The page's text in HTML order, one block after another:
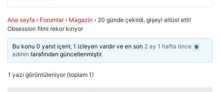
Ana sayfa › Forumlar › Magazin › 20 günde çekildi, gişeyi altüst etti!
Obsession filmi rekor kırıyor
Bu konu 0 yanıt içerir, 1 izleyen vardır ve en son 2 ay 1 hafta önce
admin tarafından güncellenmiştir.
1 yazı görüntüleniyor (toplam 1)